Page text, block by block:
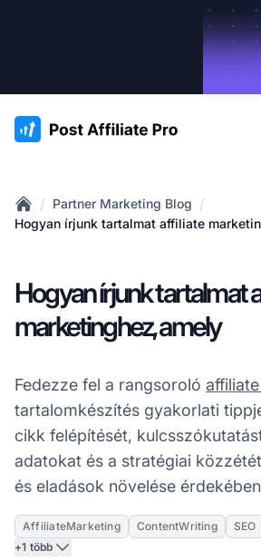
:site.title
Home
/ Partner Marketing Blog /
Hogyan írjunk tartalmat affiliate
Hogyan írjunk tartalmat
marketinghez, amely
Fedezze fel a rangsoroló
tartalomkészítés gyakorlati
cikk felépítését,
adatokat és a stratégiai
és eladások növelése
AffiliateMarketing ContentWriting SEO
+1 több